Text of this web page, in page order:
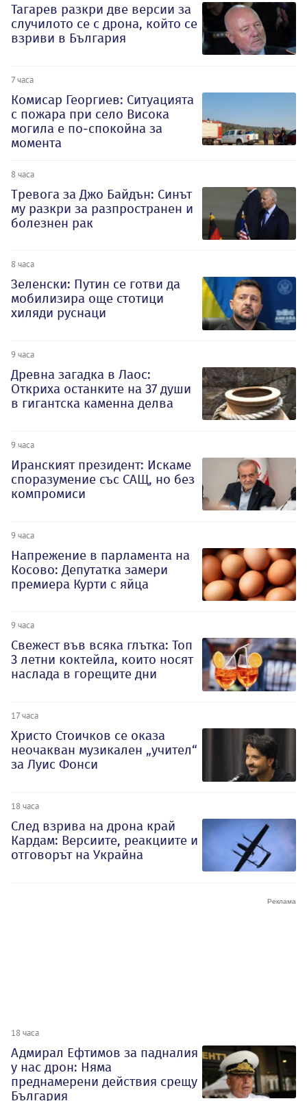
Тагарев разкри две версии за
случилото се с дрона, който се
взриви в България
7 часа
Комисар Георгиев: Ситуацията
с пожара при село Висока
могила е по-спокойна за
момента
8 часа
Тревога за Джо Байдън: Синът
му разкри за разпространен и
болезнен рак
8 часа
Зеленски: Путин се готви да
мобилизира още стотици
хиляди руснаци
9 часа
Древна загадка в Лаос:
Откриха останките на 37 души
в гигантска каменна делва
9 часа
Иранският президент: Искаме
споразумение със САЩ, но без
компромиси
9 часа
Напрежение в парламента на
Косово: Депутатка замери
премиера Курти с яйца
9 часа
Свежест във всяка глътка: Топ
3 летни коктейла, които носят
наслада в горещите дни
17 часа
Христо Стоичков се оказа
неочакван музикален „учител“
за Луис Фонси
18 часа
След взрива на дрона край
Кардам: Версиите, реакциите и
отговорът на Украйна
18 часа
Адмирал Ефтимов за падналия
у нас дрон: Няма
преднамерени действия срещу
България